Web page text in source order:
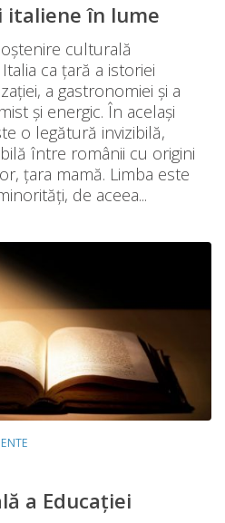
italiene în lume
culturală
ca țară a istoriei
a gastronomiei și a
și energic. În același
o legătură invizibilă,
între românii cu origini
țara mamă. Limba este
de aceea...
a Educației